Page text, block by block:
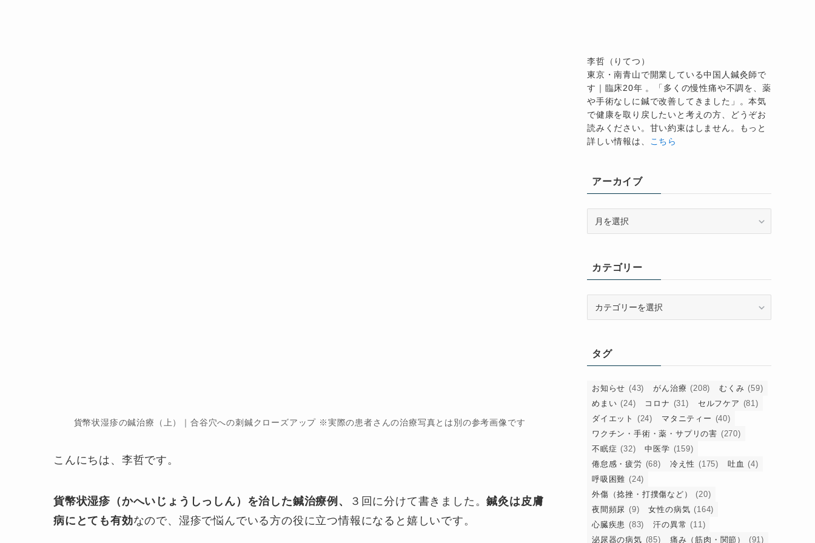
貨幣状湿疹の鍼治療（上）｜合谷穴への刺鍼クローズアップ ※実際の患者さんの治療写真とは別の参考画像です
こんにちは、李哲です。
貨幣状湿疹（かへいじょうしっしん）を治した鍼治療例、 ３回に分けて書きました。鍼灸は皮膚
病にとても有効なので、湿疹で悩んでいる方の役に立つ情報になると嬉しいです。
李哲（りてつ）
東京・南青山で開業している中国人鍼灸師で
す｜臨床20年 。「多くの慢性痛や不調を、薬
や手術なしに鍼で改善してきました」。本気
で健康を取り戻したいと考えの方、どうぞお
読みください。甘い約束はしません。もっと
詳しい情報は、 こちら
アーカイブ
ブカテゴリー
ータグ
お知らせ (43) がん治療 (208) むくみ (59)
めまい (24) コロナ (31) セルフケア (81)
ダイエット
(24) マタニティー (40)
ワクチン・手術・薬・サプリの害 (270)
不眠症 (32) 中医学 (159)
倦怠感・疲労 (68) 冷え性 (175) 吐血 (4)
呼吸困難 (24)
外傷（捻挫・打撲傷など）
(20)
夜間頻尿 (9) 女性の病気 (164)
心臓疾患 (83) 汗の異常 (11)
泌尿器の病気 (85) 痛み（筋肉・関節） (91)